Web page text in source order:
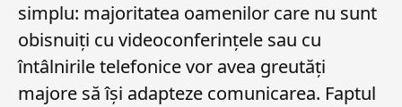
simplu: majoritatea oamenilor care nu sunt
obisnuiți cu videoconferințele sau cu
întâlnirile telefonice vor avea greutăți
majore să își adapteze comunicarea. Faptul